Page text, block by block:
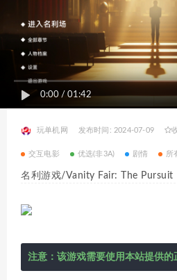
0:00 / 01:42
玩单机网 发布时间: 2024-07-09
交互电影 优选(非3A) 剧情 所
名利游戏/Vanity Fair: The Pursuit
注意：该游戏需要使用本站提供